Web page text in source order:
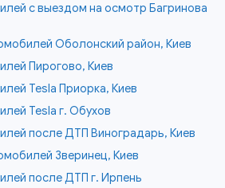
с выездом на осмотр Багринова
Оболонский район, Киев
Пирогово, Киев
Tesla Приорка, Киев
Tesla г. Обухов
после ДТП Виноградарь, Киев
Зверинец, Киев
после ДТП г. Ирпень